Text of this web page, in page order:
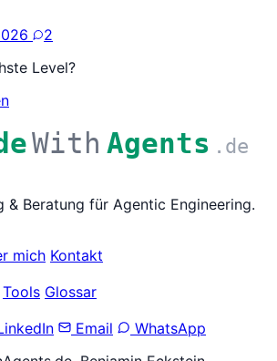
2
Level?
With Agents .de
& Beratung für Agentic Engineering.
mich Kontakt
Tools Glossar
Email
WhatsApp